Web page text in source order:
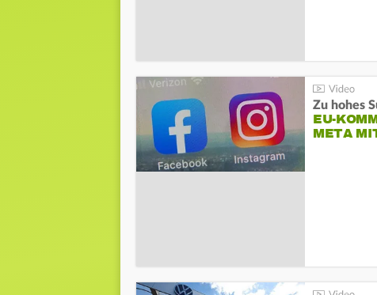
Zu hohes
EU-
META